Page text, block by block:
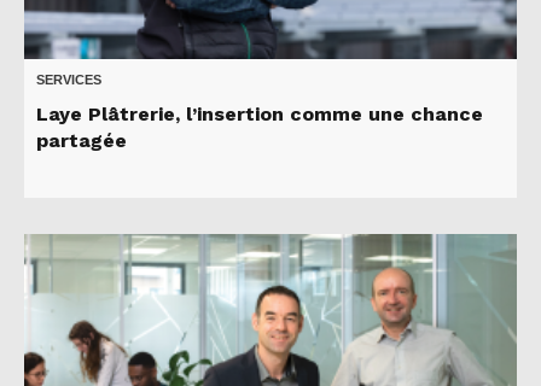
SERVICES
Laye Plâtrerie, l’insertion comme une chance
partagée